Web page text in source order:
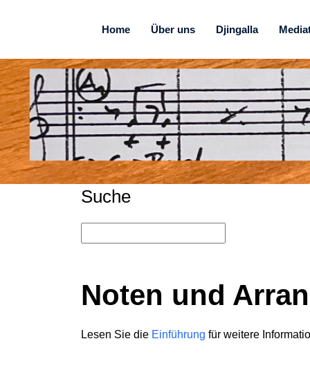
Home Über uns Djingalla
Suche
Noten und
Lesen Sie die Einführung für weitere